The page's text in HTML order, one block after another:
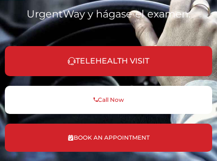
UrgentWay y hágase el examen.
TELEHEALTH VISIT
Call Now
BOOK AN APPOINTMENT